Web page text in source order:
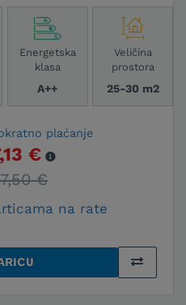
Energetska
klasa
A++
Veličina
prostora
25-30 m2
plaćanje
€
€
na rate